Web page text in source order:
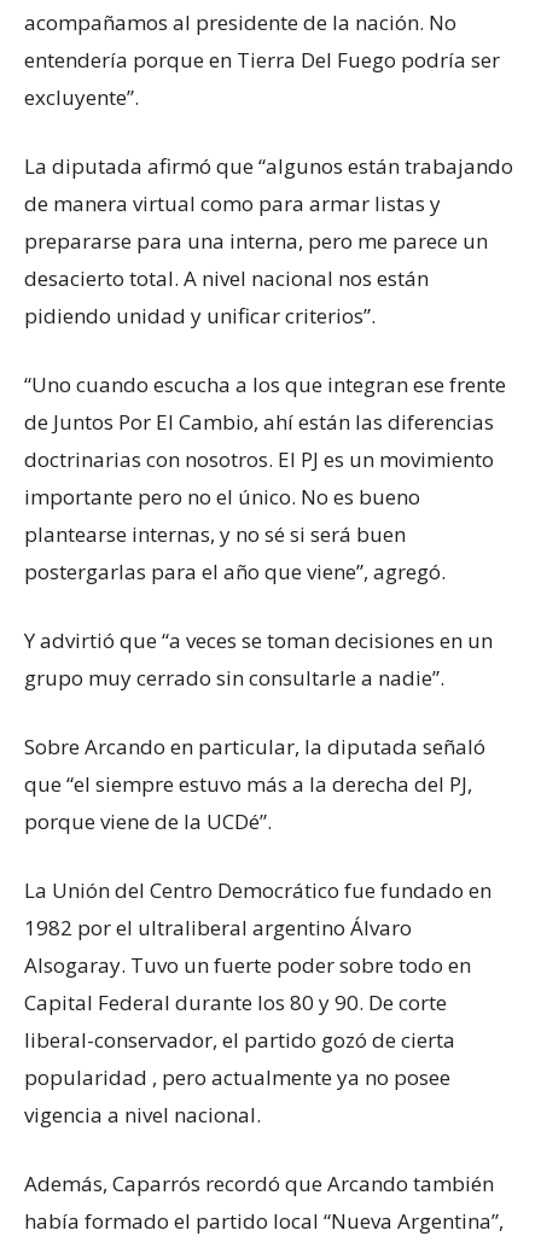
acompañamos al presidente de la nación. No
entendería porque en Tierra Del Fuego podría ser
excluyente”.
La diputada afirmó que “algunos están trabajando
de manera virtual como para armar listas y
prepararse para una interna, pero me parece un
desacierto total. A nivel nacional nos están
pidiendo unidad y unificar criterios”.
“Uno cuando escucha a los que integran ese frente
de Juntos Por El Cambio, ahí están las diferencias
doctrinarias con nosotros. El PJ es un movimiento
importante pero no el único. No es bueno
plantearse internas, y no sé si será buen
postergarlas para el año que viene”, agregó.
Y advirtió que “a veces se toman decisiones en un
grupo muy cerrado sin consultarle a nadie”.
Sobre Arcando en particular, la diputada señaló
que “el siempre estuvo más a la derecha del PJ,
porque viene de la UCDé”.
La Unión del Centro Democrático fue fundado en
1982 por el ultraliberal argentino Álvaro
Alsogaray. Tuvo un fuerte poder sobre todo en
Capital Federal durante los 80 y 90. De corte
liberal-conservador, el partido gozó de cierta
popularidad , pero actualmente ya no posee
vigencia a nivel nacional.
Además, Caparrós recordó que Arcando también
había formado el partido local “Nueva Argentina”,